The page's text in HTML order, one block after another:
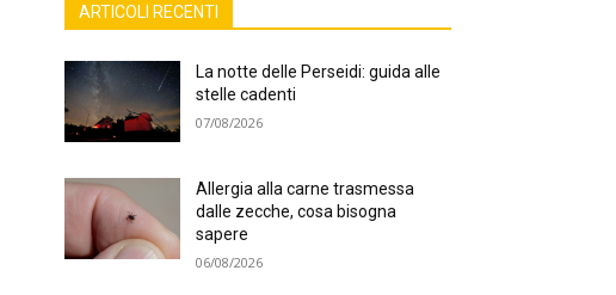
ARTICOLI RECENTI
La notte delle Perseidi: guida alle
stelle cadenti
07/08/2026
Allergia alla carne trasmessa
dalle zecche, cosa bisogna
sapere
06/08/2026